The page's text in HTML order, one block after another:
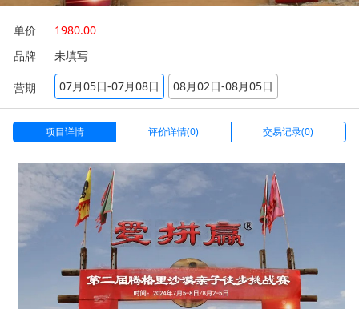
单价
1980.00
品牌
未填写
营期 07月05日-07月08日 08月02日-08月05日
项目详情 评价详情(0) 交易记录(0)